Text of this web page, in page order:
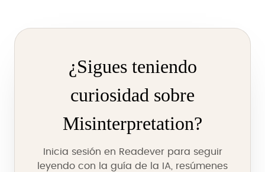
¿Sigues teniendo
curiosidad sobre
Misinterpretation?
Inicia sesión en Readever para seguir
leyendo con la guía de la IA, resúmenes